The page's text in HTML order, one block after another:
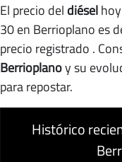
El precio del diésel
30 en Berrioplano es
precio registrado .
Berrioplanoy su
para repostar.
Histórico